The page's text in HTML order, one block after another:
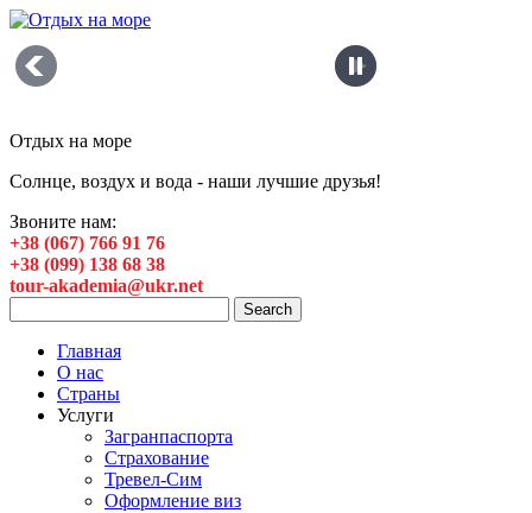
Отдых на море
Солнце, воздух и вода - наши лучшие друзья!
Звоните нам:
+38 (067) 766 91 76
+38 (099) 138 68 38
tour-akademia@ukr.net
Главная
О нас
Страны
Услуги
Загранпаспорта
Страхование
Тревел-Сим
Оформление виз